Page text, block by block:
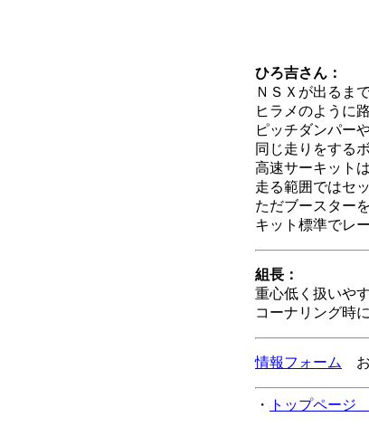
ひろ吉さん：
ＮＳＸが出るま
ヒラメのように
ピッチダンパー
同じ走りをする
高速サーキット
走る範囲ではセ
ただブースター
キット標準でレ
組長：
重心低く扱いや
コーナリング時
情報フォーム お
・ トップページ